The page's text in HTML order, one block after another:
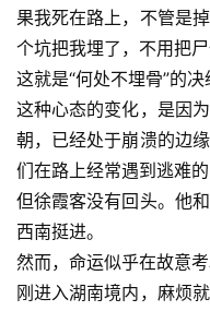
果我死在路上，不管是
个坑把我埋了，不用把
这就是“何处不埋骨”的决
这种心态的变化，是因
朝，已经处于崩溃的边
们在路上经常遇到逃难
但徐霞客没有回头。他
西南挺进。
然而，命运似乎在故意考
刚进入湖南境内，麻烦